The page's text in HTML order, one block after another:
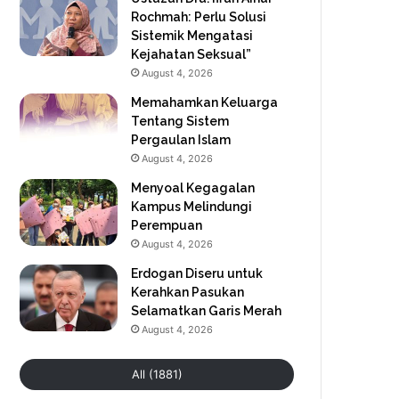
Rochmah: Perlu Solusi
Sistemik Mengatasi
Kejahatan Seksual”
August 4, 2026
Memahamkan Keluarga
Tentang Sistem
Pergaulan Islam
August 4, 2026
Menyoal Kegagalan
Kampus Melindungi
Perempuan
August 4, 2026
Erdogan Diseru untuk
Kerahkan Pasukan
Selamatkan Garis Merah
August 4, 2026
All (1881)